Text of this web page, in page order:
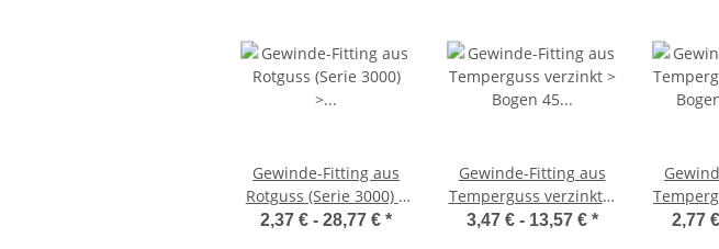
Gewinde-Fitting aus
Rotguss (Serie 3000) >
Reduzierstück mit
2,37 € -28,77 €*
Gewinde-Fitting aus
Temperguss verzinkt >
Bogen 45 Grad mit
3,47 € - 13,57 € * 2,77